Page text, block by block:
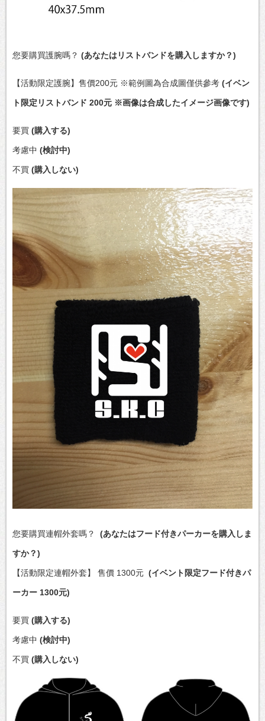
您要購買護腕嗎？ (あなたはリストバンドを購入しますか？)
【活動限定護腕】售價200元 ※範例圖為合成圖僅供參考 (イベン
ト限定リストバンド 200元 ※画像は合成したイメージ画像です)
要買 (購入する)
考慮中 (検討中)
不買 (購入しない)
您要購買連帽外套嗎？ (あなたはフード付きパーカーを購入しま
すか？)
【活動限定連帽外套】 售價 1300元 (イベント限定フード付きパ
ーカー 1300元)
要買 (購入する)
考慮中 (検討中)
不買 (購入しない)